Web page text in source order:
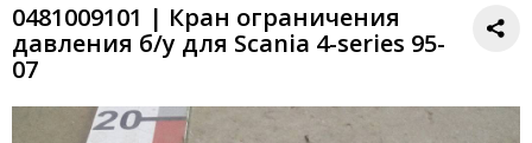
0481009101 | Кран ограничения
давления б/у для Scania 4-series 95-
07